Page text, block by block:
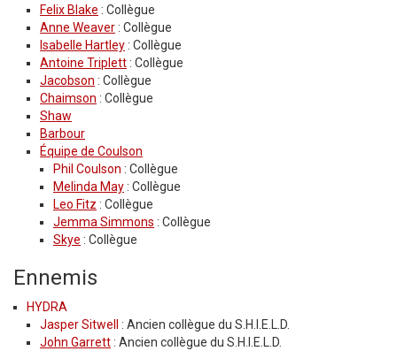
Felix Blake : Collègue
Anne Weaver : Collègue
Isabelle Hartley : Collègue
Antoine Triplett : Collègue
Jacobson : Collègue
Chaimson : Collègue
Shaw
Barbour
Équipe de Coulson
Phil Coulson : Collègue
Melinda May : Collègue
Leo Fitz : Collègue
Jemma Simmons : Collègue
Skye : Collègue
Ennemis
HYDRA
Jasper Sitwell
: Ancien collègue du S.H.I.E.L.D.
John Garrett : Ancien collègue du S.H.I.E.L.D.